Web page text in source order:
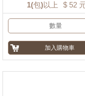
1(包)以上 $ 52